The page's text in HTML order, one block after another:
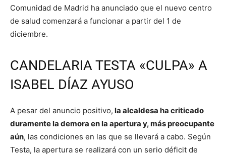
Comunidad de Madrid ha anunciado que el nuevo centro
de salud comenzará a funcionar a partir del 1 de
diciembre.
CANDELARIA TESTA «CULPA» A
ISABEL DÍAZ AYUSO
A pesar del anuncio positivo, la alcaldesa ha criticado
duramente la demora en la apertura y, más preocupante
aún, las condiciones en las que se llevará a cabo. Según
Testa, la apertura se realizará con un serio déficit de